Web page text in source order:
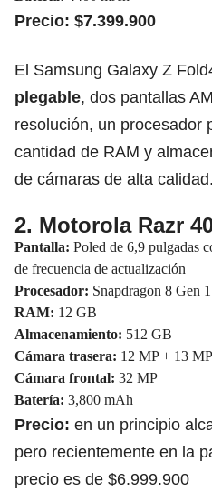
Precio: $7.399.900
El Samsung Galaxy Z
plegable, dos pantallas
resolución, un procesador
cantidad de RAM y
de cámaras de alta calidad.
2. Motorola Razr
Pantalla: Poled de 6,9 pulgadas
de frecuencia de actualización
Procesador: Snapdragon 8 Gen 1
RAM: 12 GB
Almacenamiento: 512 GB
Cámara trasera: 12 MP + 13 MP
Cámara frontal: 32 MP
Batería: 3,800 mAh
Precio: en un principio
pero recientemente en la
precio es de $6.999.900